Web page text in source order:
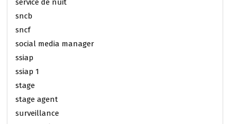
service de nuit
sncb
sncf
social media manager
ssiap
ssiap 1
stage
stage agent
surveillance